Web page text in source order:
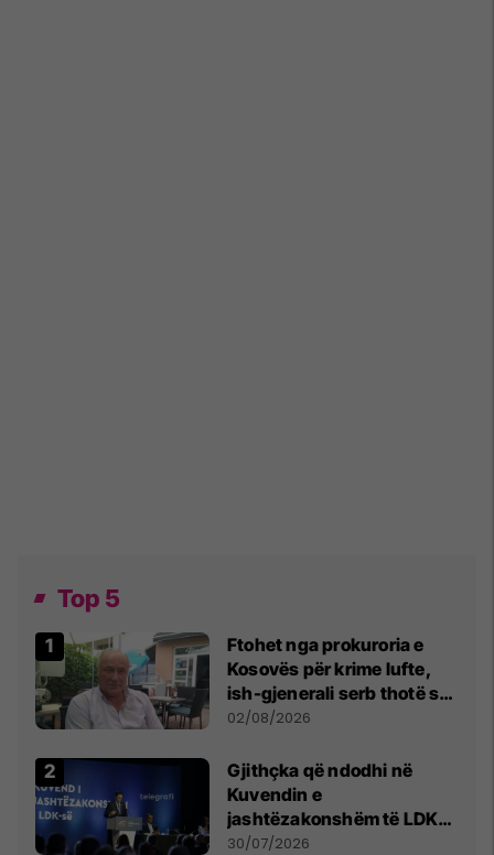
Top 5
Ftohet nga prokuroria e
Kosovës për krime lufte,
ish-gjenerali serb thotë se
dikush e tradhtoi në
02/08/2026
Gjithçka që ndodhi në
Kuvendin e
jashtëzakonshëm të LDK-
së
30/07/2026